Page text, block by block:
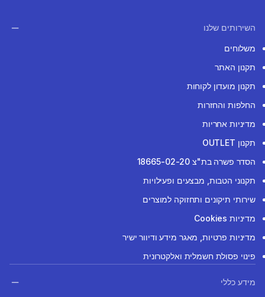
השירותים שלנו
משלוחים
תקנון האתר
תקנון מועדון לקוחות
החלפות והחזרות
מדיניות אחריות
תקנון OUTLET
הסדר פשרה בת"צ 18665-02-20
תקנוני הטבות, מבצעים ופעילויות
שירותי תיקונים ותחזוקה למוצרים
מדיניות Cookies
מדיניות פרטיות, מאגר מידע ודיוור ישיר
פינוי פסולת חשמלית ואלקטרונית
מידע כללי